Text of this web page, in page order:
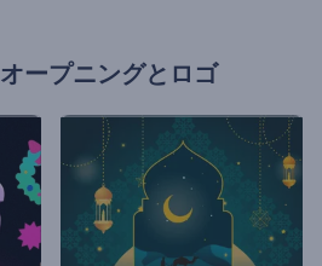
オープニングとロゴ